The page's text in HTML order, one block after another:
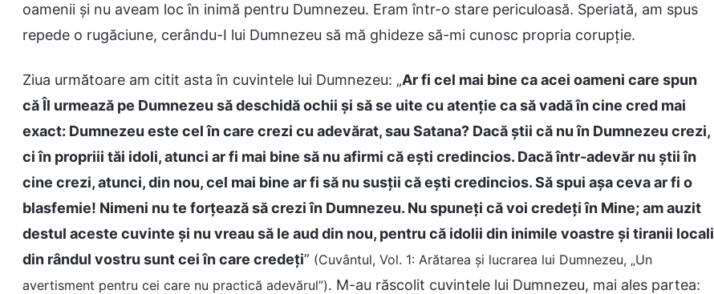
oamenii și nu aveam loc în inimă pentru Dumnezeu. Eram într-o stare periculoasă. Speriată, am spus
repede o rugăciune, cerându-I lui Dumnezeu să mă ghideze să-mi cunosc propria corupție.
Ziua următoare am citit asta în cuvintele lui Dumnezeu: „Ar fi cel mai bine ca acei oameni care spun
că Îl urmează pe Dumnezeu să deschidă ochii și să se uite cu atenție ca să vadă în cine cred mai
exact: Dumnezeu este cel în care crezi cu adevărat, sau Satana? Dacă știi că nu în Dumnezeu crezi,
ci în propriii tăi idoli, atunci ar fi mai bine să nu afirmi că ești credincios. Dacă într-adevăr nu știi în
cine crezi, atunci, din nou, cel mai bine ar fi să nu susții că ești credincios. Să spui așa ceva ar fi o
blasfemie! Nimeni nu te forțează să crezi în Dumnezeu. Nu spuneți că voi credeți în Mine; am auzit
destul aceste cuvinte și nu vreau să le aud din nou, pentru că idolii din inimile voastre și tiranii locali
din rândul vostru sunt cei în care credeți” (Cuvântul, Vol. 1: Arătarea și lucrarea lui Dumnezeu, „Un
avertisment pentru cei care nu practică adevărul”). M-au răscolit cuvintele lui Dumnezeu, mai ales partea: